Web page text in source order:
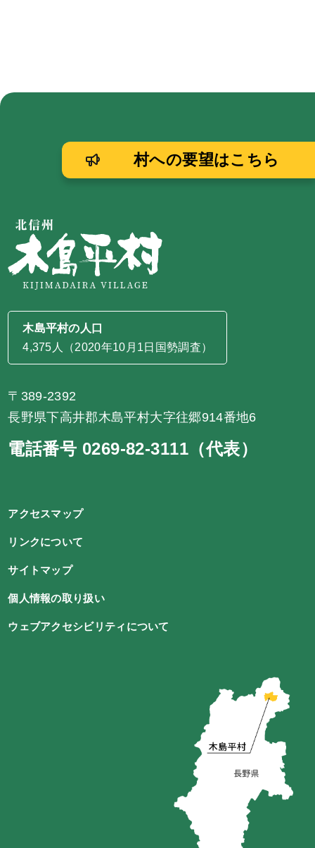
木島平村の人口
4,375人（2020年10月1日国勢調査）
〒389-2392
長野県下高井郡木島平村大字往郷914番地6
電話番号 0269-82-3111（代表）
村への要望はこちら
アクセスマップ
リンクについて
サイトマップ
個人情報の取り扱い
ウェブアクセシビリティについて